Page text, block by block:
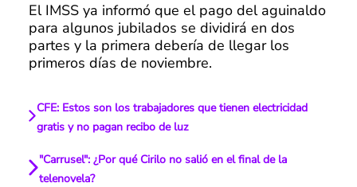
El IMSS ya informó que el pago del aguinaldo
para algunos jubilados se dividirá en dos
partes y la primera debería de llegar los
primeros días de noviembre.
CFE: Estos son los trabajadores que tienen electricidad
gratis y no pagan recibo de luz
"Carrusel": ¿Por qué Cirilo no salió en el final de la
telenovela?